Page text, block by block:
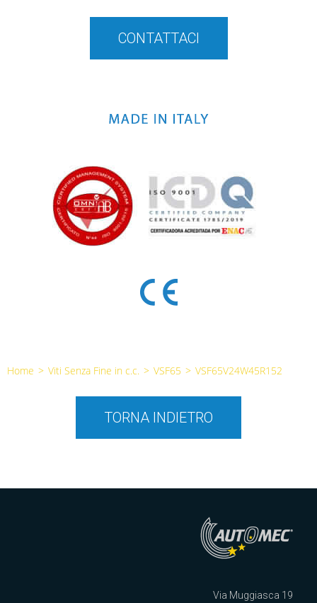
CONTATTACI
Home > Viti Senza Fine in c.c. > VSF65 > VSF65V24W45R152
TORNA INDIETRO
Via Muggiasca 19